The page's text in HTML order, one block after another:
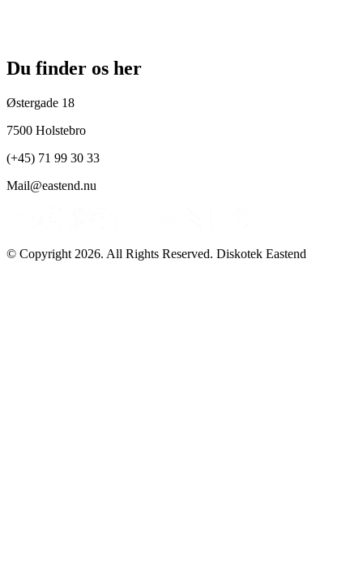
Du finder os her
Østergade 18
7500 Holstebro
(+45) 71 99 30 33
Mail@eastend.nu
© Copyright 2026. All Rights Reserved. Diskotek Eastend